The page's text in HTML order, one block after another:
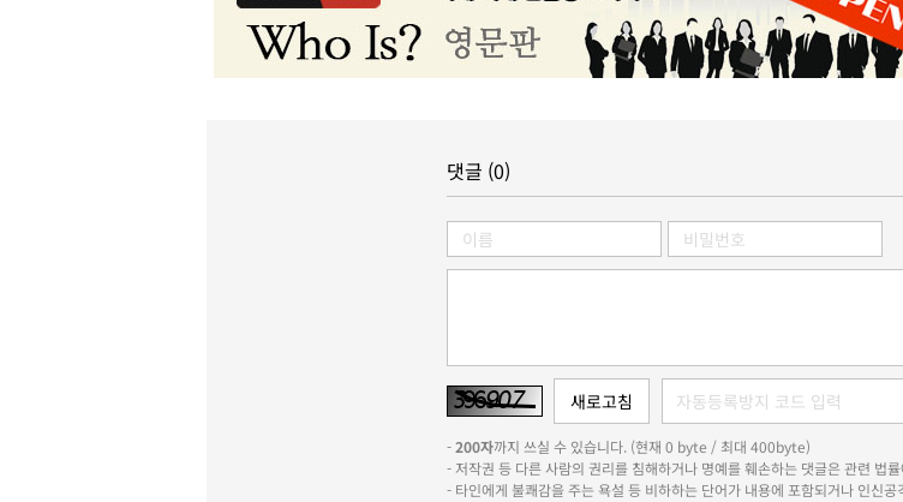
댓글 (0)
-200자까지 쓰실 수 있습니다. (현재 0 byte / 최대 400byte)
- 저작권 등 다른 사람의 권리를 침해하거나 명예를 훼손하는 댓글은 관련 법
- 타인에게 불쾌감을 주는 욕설 등 비하하는 단어가 내용에 포함되거나 인신